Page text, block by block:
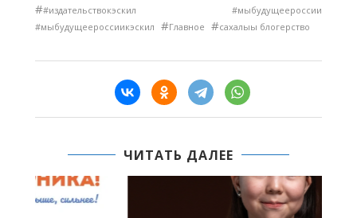
##издательствокэскил #мыбудущеероссии
#мыбудущеероссиикэскил #Главное #сахалыы блогерство
ЧИТАТЬ ДАЛЕЕ